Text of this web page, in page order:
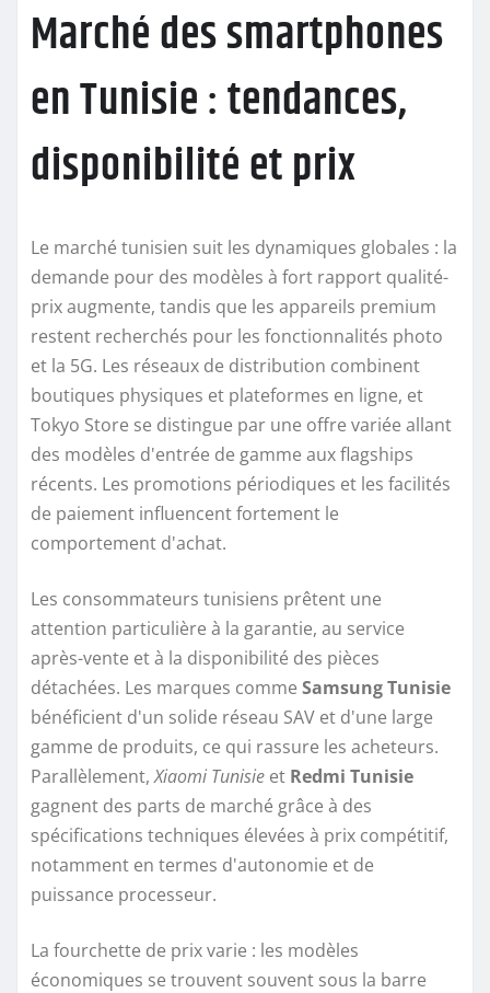
Marché des smartphones
en Tunisie : tendances,
disponibilité et prix
Le marché tunisien suit les dynamiques globales : la
demande pour des modèles à fort rapport qualité-
prix augmente, tandis que les appareils premium
restent recherchés pour les fonctionnalités photo
et la 5G. Les réseaux de distribution combinent
boutiques physiques et plateformes en ligne, et
Tokyo Store se distingue par une offre variée allant
des modèles d'entrée de gamme aux flagships
récents. Les promotions périodiques et les facilités
de paiement influencent fortement le
comportement d'achat.
Les consommateurs tunisiens prêtent une
attention particulière à la garantie, au service
après-vente et à la disponibilité des pièces
détachées. Les marques comme Samsung Tunisie
bénéficient d'un solide réseau SAV et d'une large
gamme de produits, ce qui rassure les acheteurs.
Parallèlement,Xiaomi Tunisie et Redmi Tunisie
gagnent des parts de marché grâce à des
spécifications techniques élevées à prix compétitif,
notamment en termes d'autonomie et de
puissance processeur.
La fourchette de prix varie : les modèles
économiques se trouvent souvent sous la barre